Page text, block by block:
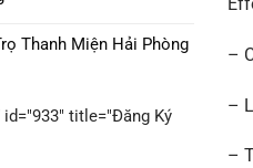
Thanh Miện Hải Phòng
title="Đăng Ký
–
–
–